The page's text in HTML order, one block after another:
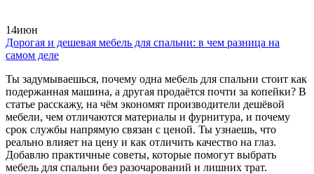
14июн
Дорогая и дешевая мебель для спальни: в чем разница на
самом деле
Ты задумываешься, почему одна мебель для спальни стоит как
подержанная машина, а другая продаётся почти за копейки? В
статье расскажу, на чём экономят производители дешёвой
мебели, чем отличаются материалы и фурнитура, и почему
срок службы напрямую связан с ценой. Ты узнаешь, что
реально влияет на цену и как отличить качество на глаз.
Добавлю практичные советы, которые помогут выбрать
мебель для спальни без разочарований и лишних трат.